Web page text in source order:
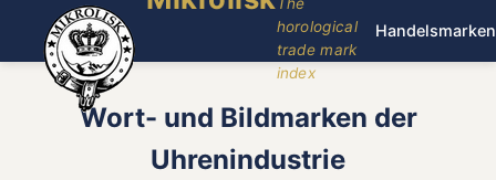
horological
trade mark
index
Handelsmarken
Wort- und Bildmarken der
Uhrenindustrie